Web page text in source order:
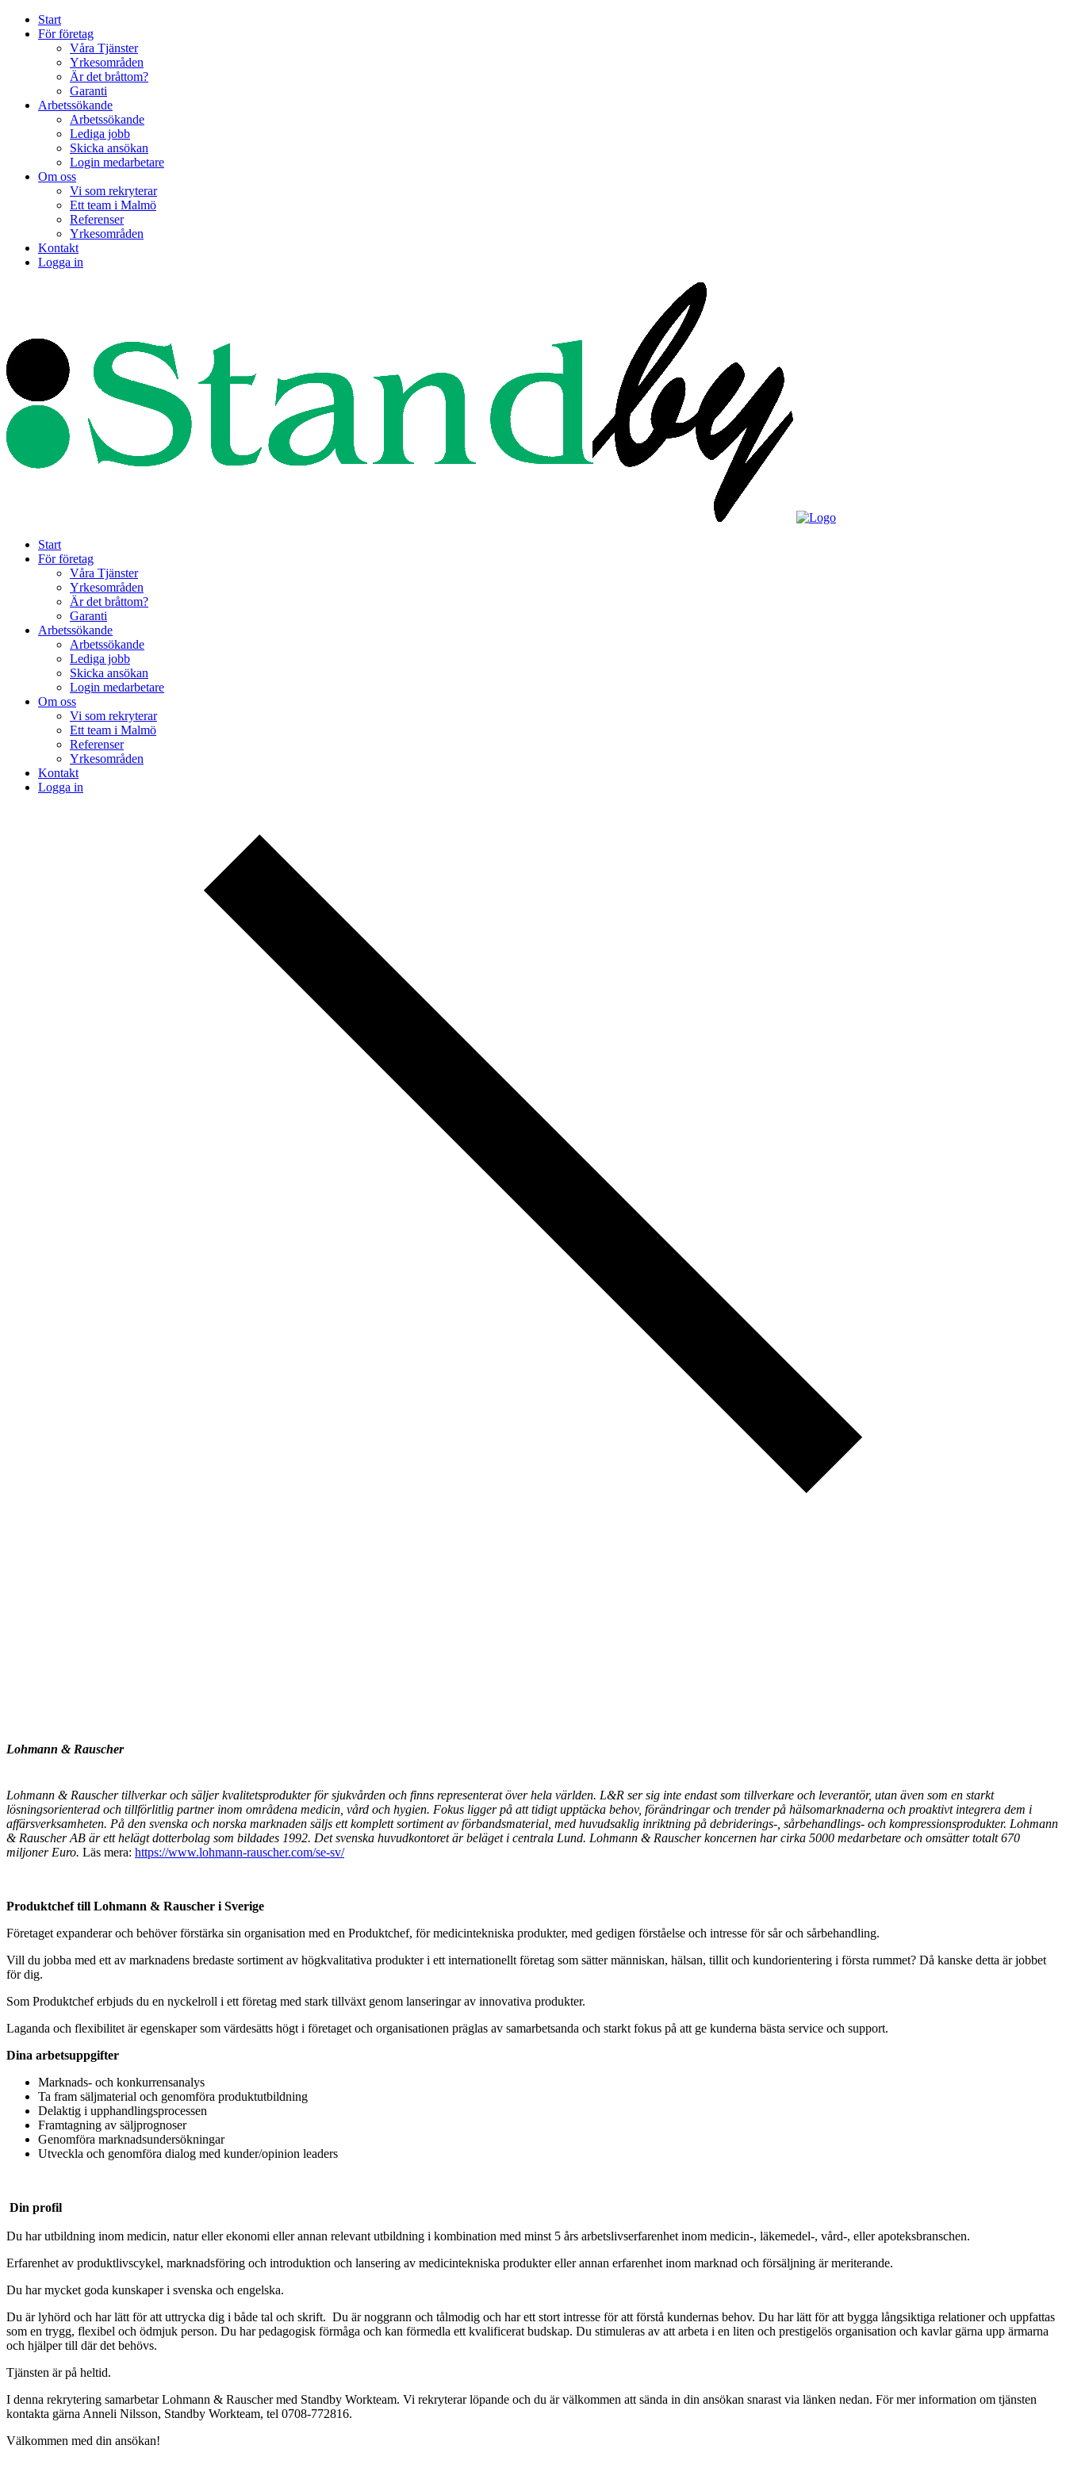
Start
För företag
Våra Tjänster
Yrkesområden
Är det bråttom?
Garanti
Arbetssökande
Arbetssökande
Lediga jobb
Skicka ansökan
Login medarbetare
Om oss
Vi som rekryterar
Ett team i Malmö
Referenser
Yrkesområden
Kontakt
Logga in
Start
För företag
Våra Tjänster
Yrkesområden
Är det bråttom?
Garanti
Arbetssökande
Arbetssökande
Lediga jobb
Skicka ansökan
Login medarbetare
Om oss
Vi som rekryterar
Ett team i Malmö
Referenser
Yrkesområden
Kontakt
Logga in
Lohmann & Rauscher
Lohmann & Rauscher tillverkar och säljer kvalitetsprodukter för sjukvården och finns representerat över hela världen. L&R ser sig inte endast som tillverkare och leverantör, utan även som en starkt
lösningsorienterad och tillförlitlig partner inom områdena medicin, vård och hygien. Fokus ligger på att tidigt upptäcka behov, förändringar och trender på hälsomarknaderna och proaktivt integrera dem i
affärsverksamheten. På den svenska och norska marknaden säljs ett komplett sortiment av förbandsmaterial, med huvudsaklig inriktning på debriderings-, sårbehandlings- och kompressionsprodukter. Lohmann
& Rauscher AB är ett helägt dotterbolag som bildades 1992. Det svenska huvudkontoret är beläget i centrala Lund. Lohmann & Rauscher koncernen har cirka 5000 medarbetare och omsätter totalt 670
miljoner Euro. Läs mera: https://www.lohmann-rauscher.com/se-sv/
Produktchef till Lohmann & Rauscher i Sverige
Företaget expanderar och behöver förstärka sin organisation med en Produktchef, för medicintekniska produkter, med gedigen förståelse och intresse för sår och sårbehandling.
Vill du jobba med ett av marknadens bredaste sortiment av högkvalitativa produkter i ett internationellt företag som sätter människan, hälsan, tillit och kundorientering i första rummet? Då kanske detta är jobbet
för dig.
Som Produktchef erbjuds du en nyckelroll i ett företag med stark tillväxt genom lanseringar av innovativa produkter.
Laganda och flexibilitet är egenskaper som värdesätts högt i företaget och organisationen präglas av samarbetsanda och starkt fokus på att ge kunderna bästa service och support.
Dina arbetsuppgifter
Marknads- och konkurrensanalys
Ta fram säljmaterial och genomföra produktutbildning
Delaktig i upphandlingsprocessen
Framtagning av säljprognoser
Genomföra marknadsundersökningar
Utveckla och genomföra dialog med kunder/opinion leaders
Din profil
Du har utbildning inom medicin, natur eller ekonomi eller annan relevant utbildning i kombination med minst 5 års arbetslivserfarenhet inom medicin-, läkemedel-, vård-, eller apoteksbranschen.
Erfarenhet av produktlivscykel, marknadsföring och introduktion och lansering av medicintekniska produkter eller annan erfarenhet inom marknad och försäljning är meriterande.
Du har mycket goda kunskaper i svenska och engelska.
Du är lyhörd och har lätt för att uttrycka dig i både tal och skrift. Du är noggrann och tålmodig och har ett stort intresse för att förstå kundernas behov. Du har lätt för att bygga långsiktiga relationer och uppfattas
som en trygg, flexibel och ödmjuk person. Du har pedagogisk förmåga och kan förmedla ett kvalificerat budskap. Du stimuleras av att arbeta i en liten och prestigelös organisation och kavlar gärna upp ärmarna
och hjälper till där det behövs.
Tjänsten är på heltid.
I denna rekrytering samarbetar Lohmann & Rauscher med Standby Workteam. Vi rekryterar löpande och du är välkommen att sända in din ansökan snarast via länken nedan. För mer information om tjänsten
kontakta gärna Anneli Nilsson, Standby Workteam, tel 0708-772816.
Välkommen med din ansökan!